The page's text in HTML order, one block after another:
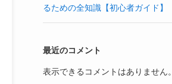
るための全知識【初心者ガイド】
最近のコメント
表示できるコメントはありません。